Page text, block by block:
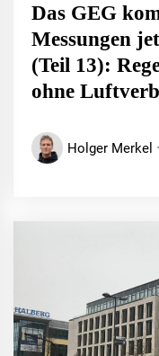
Das GEG
Messungen
(Teil 13):
ohne
Holger Merkel